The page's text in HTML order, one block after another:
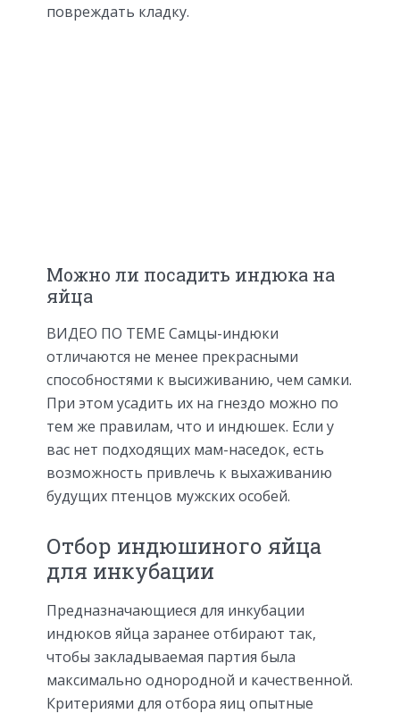
повреждать кладку.
Можно ли посадить индюка на
яйца
ВИДЕО ПО ТЕМЕ Самцы-индюки
отличаются не менее прекрасными
способностями к высиживанию, чем самки.
При этом усадить их на гнездо можно по
тем же правилам, что и индюшек. Если у
вас нет подходящих мам-наседок, есть
возможность привлечь к выхаживанию
будущих птенцов мужских особей.
Отбор индюшиного яйца
для инкубации
Предназначающиеся для инкубации
индюков яйца заранее отбирают так,
чтобы закладываемая партия была
максимально однородной и качественной.
Критериями для отбора яиц опытные